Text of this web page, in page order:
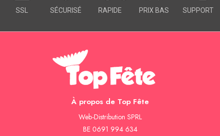
SSL SÉCURISÉ RAPIDE PRIX BAS SUPPORT
À propos de Top Fête
Web-Distribution SPRL
BE 0691 994 634